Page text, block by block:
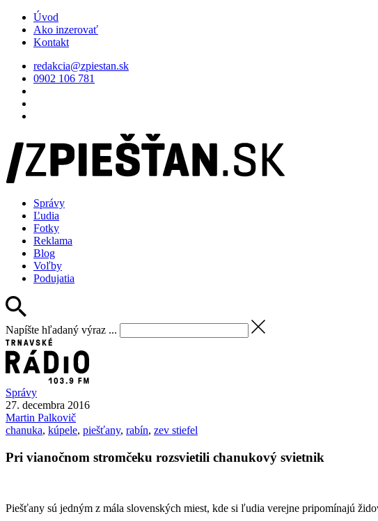
Úvod
Ako inzerovať
Kontakt
redakcia@zpiestan.sk
0902 106 781
Správy
Ľudia
Fotky
Reklama
Blog
Voľby
Podujatia
Napíšte hľadaný výraz ...
Správy
27. decembra 2016
Martin Palkovič
chanuka, kúpele, piešťany, rabín, zev stiefel
Pri vianočnom stromčeku rozsvietili chanukový svietnik
Piešťany sú jedným z mála slovenských miest, kde si ľudia verejne pripomínajú